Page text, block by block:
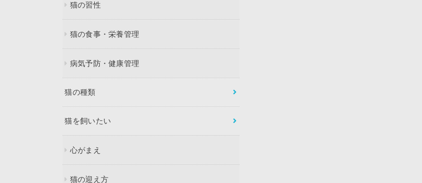
猫の習性
猫の食事・栄養管理
病気予防・健康管理
猫の種類
猫を飼いたい
心がまえ
猫の迎え方